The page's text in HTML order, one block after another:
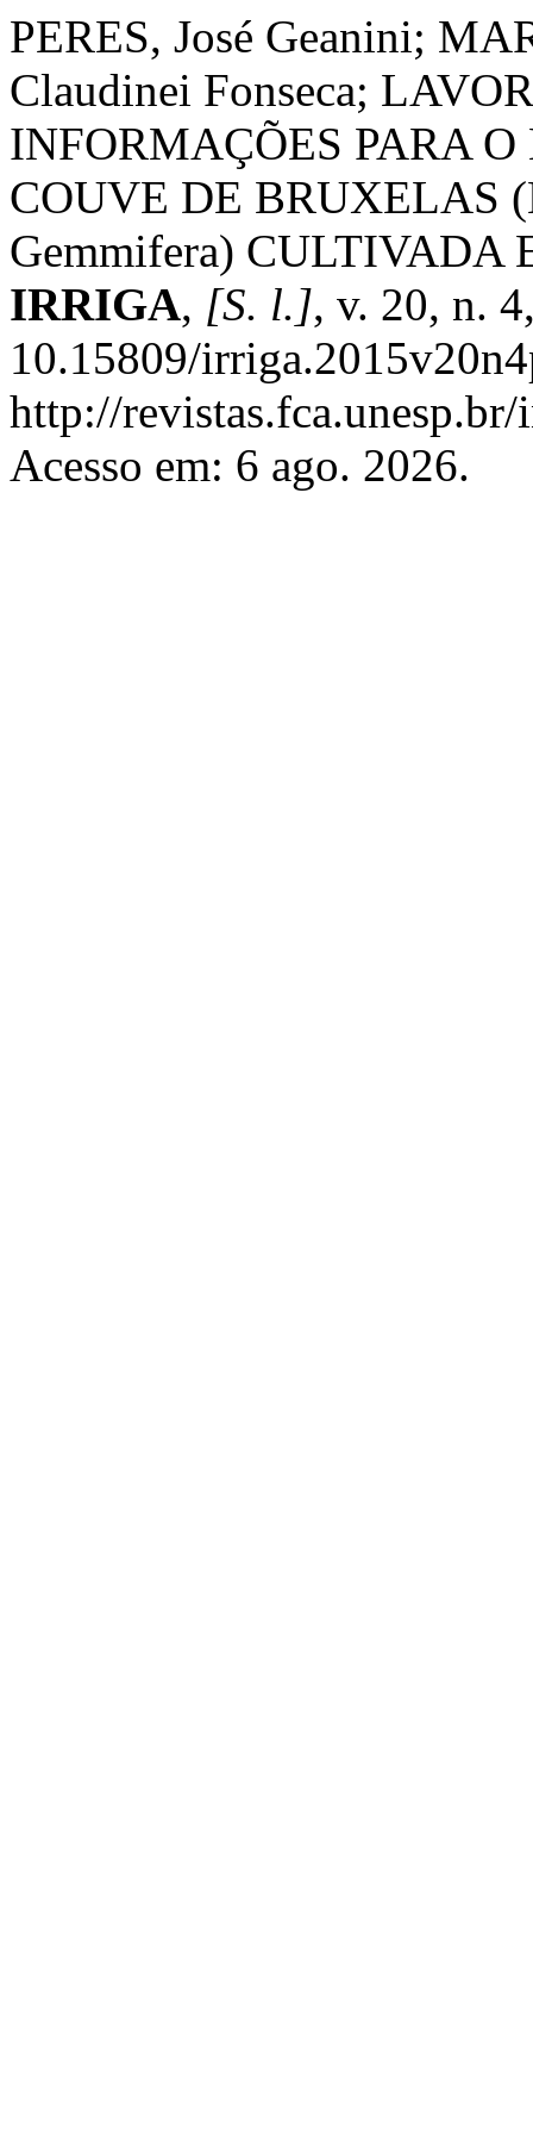
PERES, José Geanini;
Claudinei Fonseca;
INFORMAÇÕES PARA
COUVE DE BRUXELAS
Gemmifera) CULTIVADA
IRRIGA, [S. l.], v. 20, n.
10.15809/
http://
Acesso em: 6 ago. 2026.